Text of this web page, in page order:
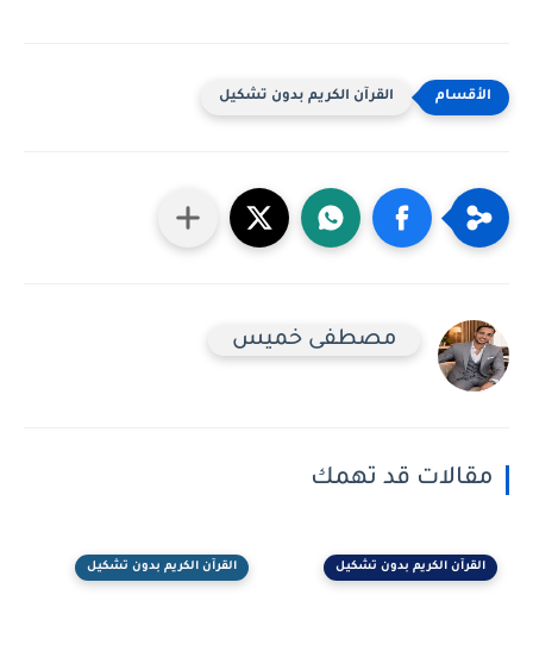
القرآن الكريم بدون تشكيل
مصطفى خميس
مقالات قد تهمك
القرآن الكريم بدون تشكيل القرآن الكريم بدون تشكيل